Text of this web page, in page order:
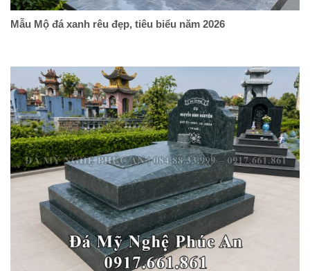
Mẫu Mộ đá xanh rêu đẹp, tiêu biểu năm 2026